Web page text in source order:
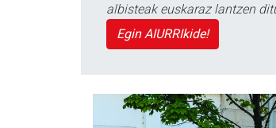
albisteak euskaraz lantzen
Egin AIURRIkide!